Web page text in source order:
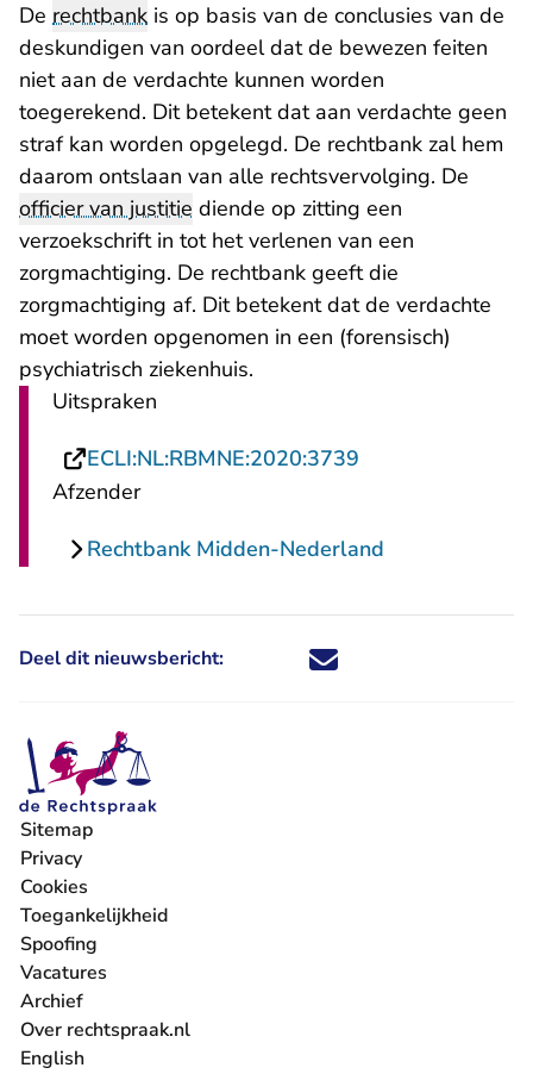
De rechtbank is op basis van de conclusies van de
deskundigen van oordeel dat de bewezen feiten
niet aan de verdachte kunnen worden
toegerekend. Dit betekent dat aan verdachte geen
straf kan worden opgelegd. De rechtbank zal hem
daarom ontslaan van alle rechtsvervolging. De
officier van justitie diende op zitting een
verzoekschrift in tot het verlenen van een
zorgmachtiging. De rechtbank geeft die
zorgmachtiging af. Dit betekent dat de verdachte
moet worden opgenomen in een (forensisch)
psychiatrisch ziekenhuis.
Uitspraken
ECLI:NL:RBMNE:2020:3739
Afzender
Rechtbank Midden-Nederland
Deel dit nieuwsbericht: Deel dit nieuwsbericht via X -
Deel dit nieuwsbericht via
Deel dit nieuwsbericht
Deel dit
Sitemap
Privacy
Cookies
Toegankelijkheid
Spoofing
Vacatures
- U verlaat Rechtspraak.nl
Archief
Over rechtspraak.nl
English